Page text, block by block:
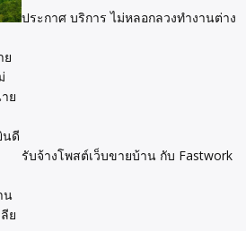
ประกาศ บริการ ไม่หลอกลวงทำงานต่าง
รับจ้างโพสต์เว็บขายบ้าน กับ Fastwork